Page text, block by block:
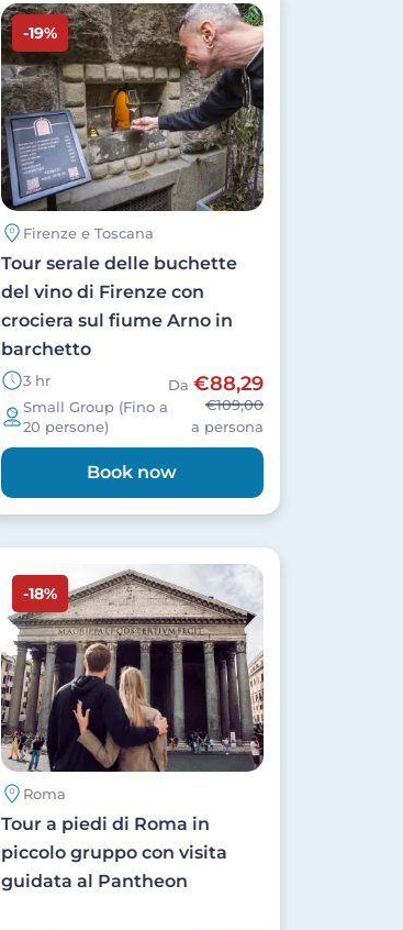
Image
-19%
Firenze e Toscana
Tour serale delle buchette
del vino di Firenze con
crociera sul fiume Arno in
barchetto
3 hr
Small Group (Fino a
20 persone)
Da €88,29
€109,00
a persona
Book now
Image
-18%
Roma
Tour a piedi di Roma in
piccolo gruppo con visita
guidata al Pantheon